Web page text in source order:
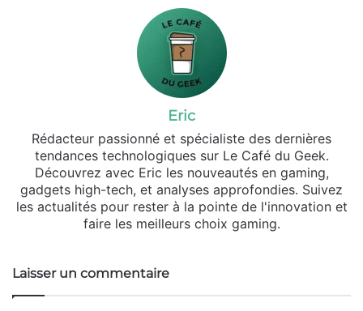
Eric
Rédacteur passionné et spécialiste des dernières
tendances technologiques sur Le Café du Geek.
Découvrez avec Eric les nouveautés en gaming,
gadgets high-tech, et analyses approfondies. Suivez
les actualités pour rester à la pointe de l'innovation et
faire les meilleurs choix gaming.
Laisser un commentaire